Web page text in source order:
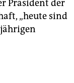
Präsident der
„heute sind